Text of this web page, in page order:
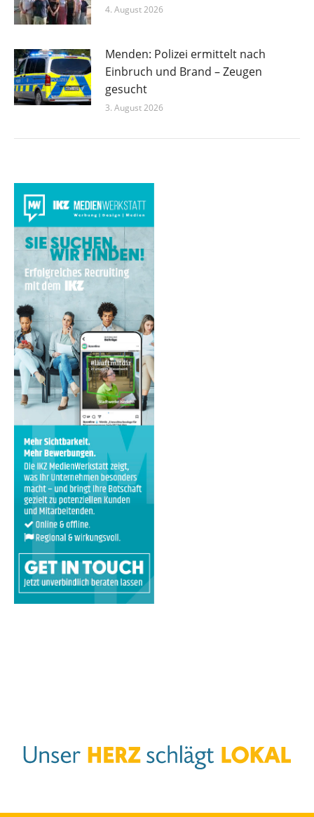
4. August 2026
Menden: Polizei ermittelt nach
Einbruch und Brand – Zeugen
gesucht
3. August 2026